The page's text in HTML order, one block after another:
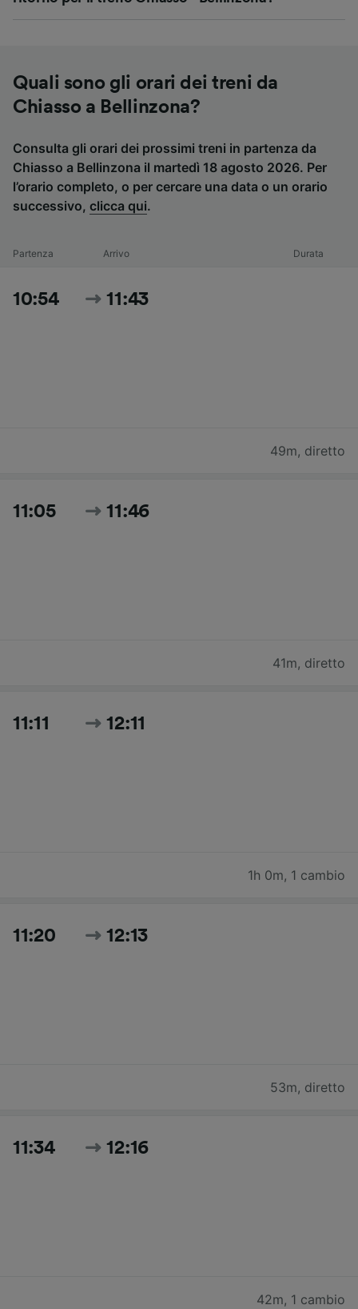
Quali sono gli orari dei treni da
Chiasso a Bellinzona?
Consulta gli orari dei prossimi treni in partenza da
Chiasso a Bellinzona il martedì 18 agosto 2026. Per
l’orario completo, o per cercare una data o un orario
successivo, clicca qui.
Partenza Arrivo Durata
10:54 11:43
49m, diretto
11:05 11:46
41m, diretto
11:11 12:11
1h 0m, 1 cambio
11:20 12:13
53m, diretto
11:34 12:16
42m, 1 cambio